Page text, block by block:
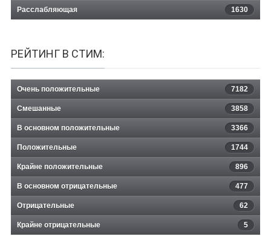
Расслабляющая 1630
РЕЙТИНГ В СТИМ:
Очень положительные 7182
Смешанные 3858
В основном положительные 3366
Положительные 1744
Крайне положительные 896
В основном отрицательные 477
Отрицательные 62
Крайне отрицательные 5